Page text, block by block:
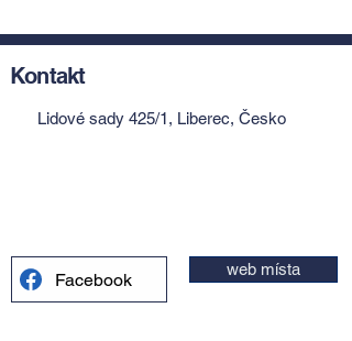
Kontakt
Lidové sady 425/1, Liberec, Česko
Facebook web místa